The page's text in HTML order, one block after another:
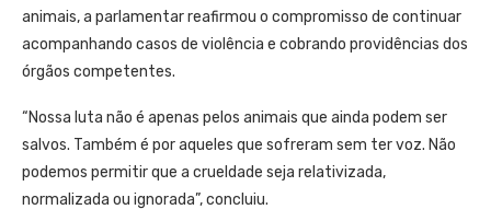
animais, a parlamentar reafirmou o compromisso de continuar
acompanhando casos de violência e cobrando providências dos
órgãos competentes.
“Nossa luta não é apenas pelos animais que ainda podem ser
salvos. Também é por aqueles que sofreram sem ter voz. Não
podemos permitir que a crueldade seja relativizada,
normalizada ou ignorada”, concluiu.